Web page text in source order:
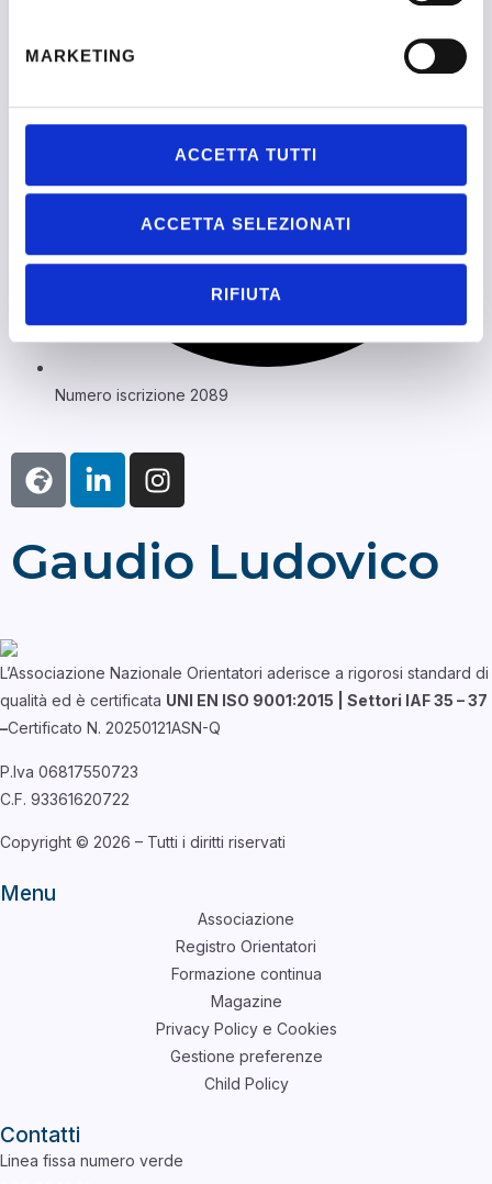
MARKETING
ACCETTA TUTTI
ACCETTA SELEZIONATI
RIFIUTA
Numero iscrizione 2089
Gaudio Ludovico
L’Associazione Nazionale Orientatori aderisce a rigorosi standard di
qualità ed è certificata UNI EN ISO 9001:2015 | Settori IAF 35 – 37
–Certificato N. 20250121ASN-Q
P.Iva 06817550723
C.F. 93361620722
Copyright © 2026 – Tutti i diritti riservati
Menu
Associazione
Registro Orientatori
Formazione continua
Magazine
Privacy Policy e Cookies
Gestione preferenze
Child Policy
Contatti
Linea fissa numero verde